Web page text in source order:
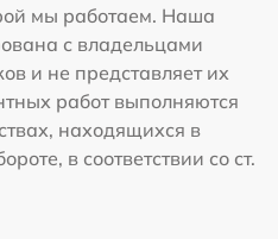
мы работаем. Наша
с владельцами
и не представляет их
работ выполняются
находящихся в
в соответствии со ст.